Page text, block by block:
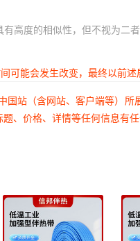
高度的相似性，但不视为二
能会发生改变，最终以前述
站（含网站、客户端等）
、价格、详情等任何信息